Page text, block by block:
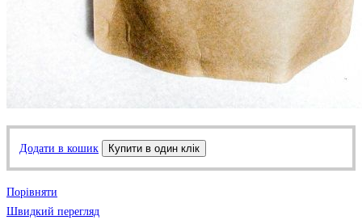
Додати в кошик Купити в один клік
Порівняти
Швидкий перегляд